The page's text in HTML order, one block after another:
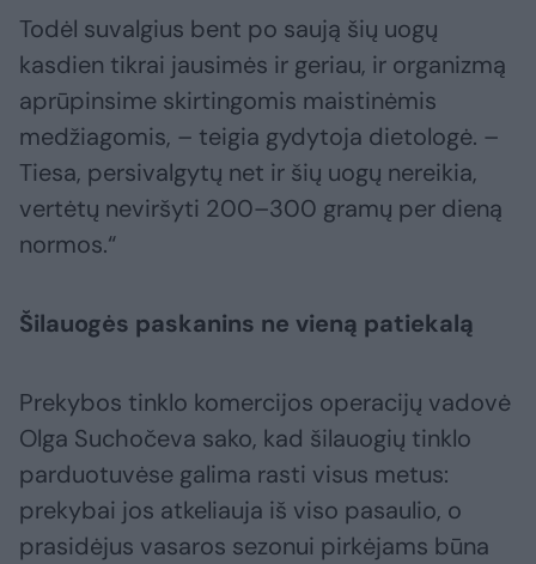
Todėl suvalgius bent po saują šių uogų
kasdien tikrai jausimės ir geriau, ir organizmą
aprūpinsime skirtingomis maistinėmis
medžiagomis, – teigia gydytoja dietologė. –
Tiesa, persivalgytų net ir šių uogų nereikia,
vertėtų neviršyti 200–300 gramų per dieną
normos.“
Šilauogės paskanins ne vieną patiekalą
Prekybos tinklo komercijos operacijų vadovė
Olga Suchočeva sako, kad šilauogių tinklo
parduotuvėse galima rasti visus metus:
prekybai jos atkeliauja iš viso pasaulio, o
prasidėjus vasaros sezonui pirkėjams būna